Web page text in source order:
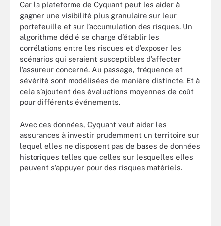
Car la plateforme de Cyquant peut les aider à
gagner une visibilité plus granulaire sur leur
portefeuille et sur l’accumulation des risques. Un
algorithme dédié se charge d’établir les
corrélations entre les risques et d’exposer les
scénarios qui seraient susceptibles d’affecter
l’assureur concerné. Au passage, fréquence et
sévérité sont modélisées de manière distincte. Et à
cela s’ajoutent des évaluations moyennes de coût
pour différents événements.
Avec ces données, Cyquant veut aider les
assurances à investir prudemment un territoire sur
lequel elles ne disposent pas de bases de données
historiques telles que celles sur lesquelles elles
peuvent s’appuyer pour des risques matériels.